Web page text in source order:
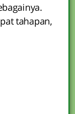
tahapan,